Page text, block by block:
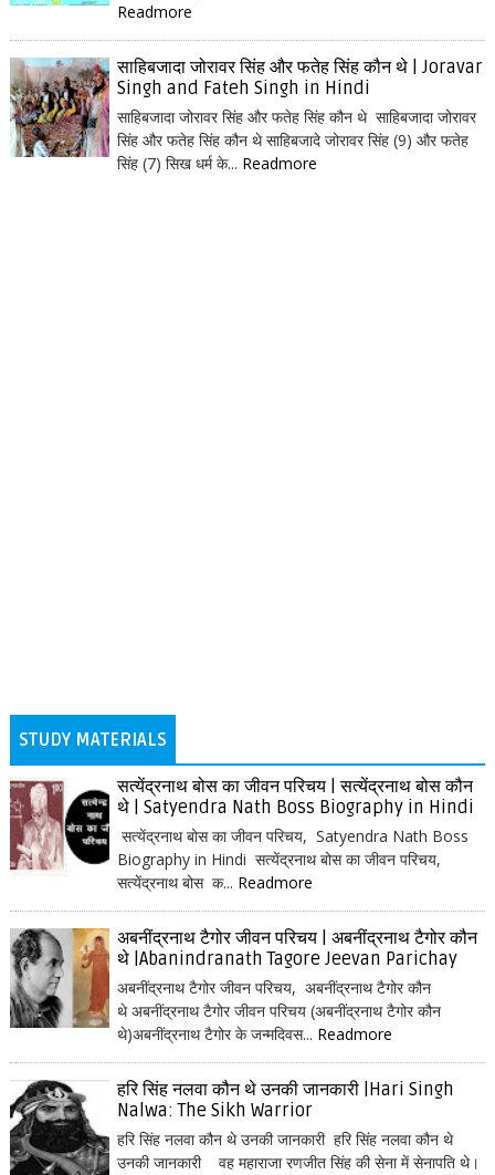
Readmore
साहिबजादा जोरावर सिंह और फतेह सिंह कौन थे | Joravar
Singh and Fateh Singh in Hindi
साहिबजादा जोरावर सिंह और फतेह सिंह कौन थे साहिबजादा जोरावर
सिंह और फतेह सिंह कौन थे साहिबजादे जोरावर सिंह (9) और फतेह
सिंह (7) सिख धर्म के... Readmore
STUDY MATERIALS
सत्येंद्रनाथ बोस का जीवन परिचय | सत्येंद्रनाथ बोस कौन
थे | Satyendra Nath Boss Biography in Hindi
सत्येंद्रनाथ बोस का जीवन परिचय, Satyendra Nath Boss
Biography in Hindi सत्येंद्रनाथ बोस का जीवन परिचय,
सत्येंद्रनाथ बोस क... Readmore
अबनींद्रनाथ टैगोर जीवन परिचय | अबनींद्रनाथ टैगोर कौन
थे |Abanindranath Tagore Jeevan Parichay
अबनींद्रनाथ टैगोर जीवन परिचय, अबनींद्रनाथ टैगोर कौन
थे अबनींद्रनाथ टैगोर जीवन परिचय (अबनींद्रनाथ टैगोर कौन
थे)अबनींद्रनाथ टैगोर के जन्मदिवस... Readmore
हरि सिंह नलवा कौन थे उनकी जानकारी |Hari Singh
Nalwa: The Sikh Warrior
हरि सिंह नलवा कौन थे उनकी जानकारी हरि सिंह नलवा कौन थे
उनकी जानकारी वह महाराजा रणजीत सिंह की सेना में सेनापति थे।